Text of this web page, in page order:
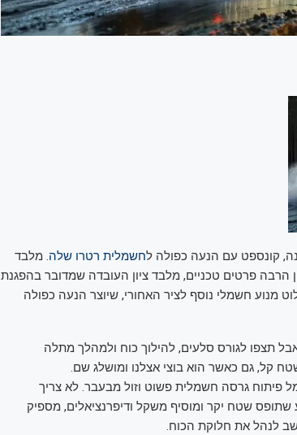
חשמלית רטרו שלה. מלבד
הרבה פרטים טכניים, מלבד ציון העובדה שמדובר בהפגנת
חשמלי נוסף לציר האחורי, שיוצר הנעה כפולה
תצפו לגורס סלעים, להילוך כוח ולמהלך מתלה
קל, גם כאשר הוא בוצי אצלנו ומושלג שם.
פיתוח גרסה חשמלית פשוט וזול מבעבר. לא צריך
שטח יקר ומוסיף משקל ודיפרנציאלים, מספיק
לנהל את חלוקת הכוח.